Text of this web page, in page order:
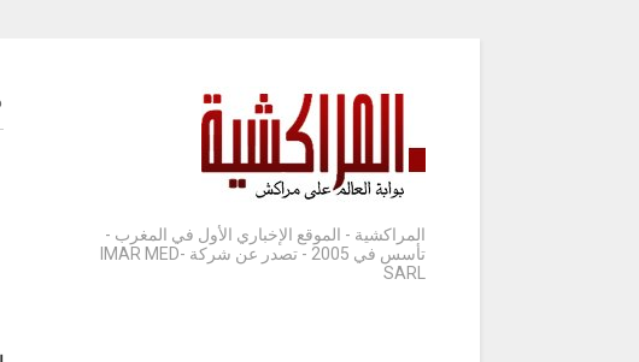
المراكشية - الموقع الإخباري الأول في المغرب -
تأسس في 2005 - تصدر عن شركة IMAR MED-
SARL